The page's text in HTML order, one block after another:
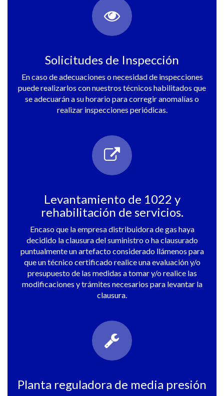
Solicitudes de Inspección
En caso de adecuaciones o necesidad de inspecciones
puede realizarlos con nuestros técnicos habilitados que
se adecuarán a su horario para corregir anomalías o
realizar inspecciones periódicas.
Levantamiento de 1022 y
rehabilitación de servicios.
Encaso que la empresa distribuidora de gas haya
decidido la clausura del suministro o ha clausurado
puntualmente un artefacto considerado llámenos para
que un técnico certificado realice una evaluación y/o
presupuesto de las medidas a tomar y/o realice las
modificaciones y trámites necesarios para levantar la
clausura.
Planta reguladora de media presión